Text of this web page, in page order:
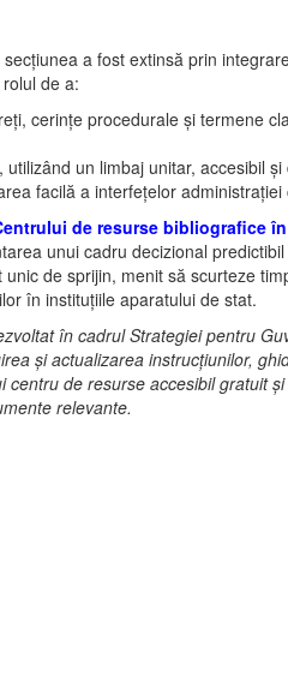
a fost extinsă prin
de a:
cerințe procedurale și termene
un limbaj unitar, accesibil
facilă a interfețelor administrației
de resurse bibliografice
unui cadru decizional
de sprijin, menit să scurteze
în instituțiile aparatului de stat.
în cadrul Strategiei pentru
și actualizarea instrucțiunilor,
de resurse accesibil gratuit
relevante.